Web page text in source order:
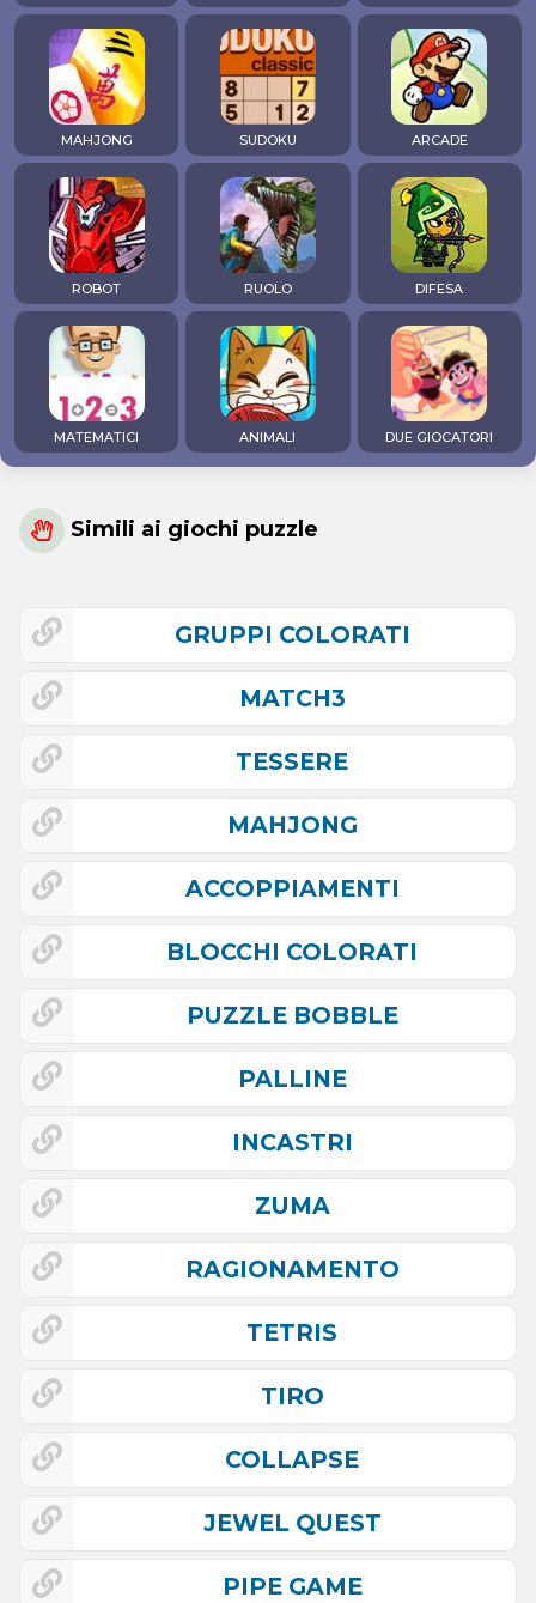
MAHJONG SUDOKU ARCADE
ROBOT RUOLO DIFESA
MATEMATICI ANIMALI DUE GIOCATORI
Simili ai giochi puzzle
GRUPPI COLORATI
MATCH3
TESSERE
MAHJONG
ACCOPPIAMENTI
BLOCCHI COLORATI
PUZZLE BOBBLE
PALLINE
INCASTRI
ZUMA
RAGIONAMENTO
TETRIS
TIRO
COLLAPSE
JEWEL QUEST
PIPE GAME